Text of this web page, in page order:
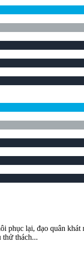
lại, đạo quân
thử thách...